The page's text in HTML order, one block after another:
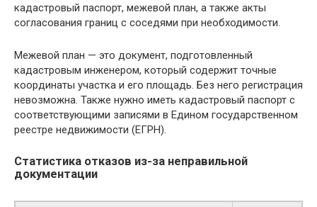
кадастровый паспорт, межевой план, а также акты
согласования границ с соседями при необходимости.
Межевой план — это документ, подготовленный
кадастровым инженером, который содержит точные
координаты участка и его площадь. Без него регистрация
невозможна. Также нужно иметь кадастровый паспорт с
соответствующими записями в Едином государственном
реестре недвижимости (ЕГРН).
Статистика отказов из-за неправильной
документации